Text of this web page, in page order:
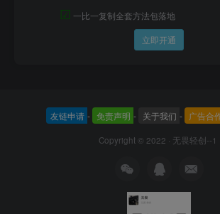
☑ 一比一复制全套方法包落地
立即开通
友链申请 - 免责声明 - 关于我们 - 广告合
Copyright © 2022 · 无畏轻创--1